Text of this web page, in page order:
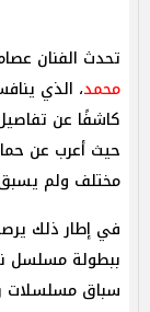
تحدث الفنان
محمد
كاشفًا عن
حيث أعرب عن
مختلف ولم
في إطار ذلك
ببطولة مسلسل
سباق مسلسلات رمضان 2025،وأبرز